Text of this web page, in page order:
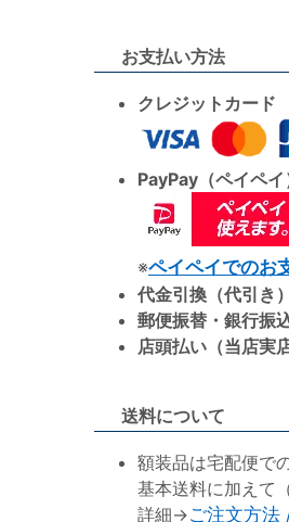
お支払い方法
クレジットカード
PayPay（ペイペイ
※ペイペイでのお
代金引換（代引き）
郵便振替・銀行振
店頭払い（当店実
送料について
額装品は宅配便で
基本送料に加えて
詳細→ご注文方法